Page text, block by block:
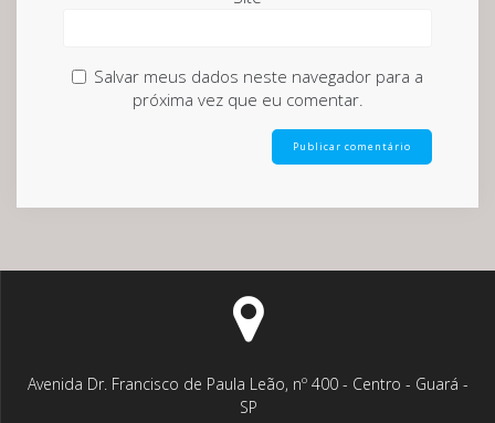
Salvar meus dados neste navegador para a
próxima vez que eu comentar.
Avenida Dr. Francisco de Paula Leão, nº 400 - Centro - Guará -
SP